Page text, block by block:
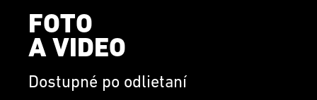
FOTO
A VIDEO
Dostupné po odlietaní